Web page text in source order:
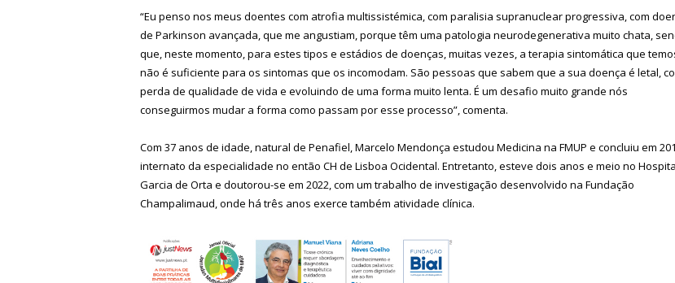
“Eu penso nos meus doentes com atrofia multissistémica, com paralisia supranuclear progressiva, com
de Parkinson avançada, que me angustiam, porque têm uma patologia neurodegenerativa muito chata,
que, neste momento, para estes tipos e estádios de doenças, muitas vezes, a terapia sintomática que
não é suficiente para os sintomas que os incomodam. São pessoas que sabem que a sua doença é letal,
perda de qualidade de vida e evoluindo de uma forma muito lenta. É um desafio muito grande nós
conseguirmos mudar a forma como passam por esse processo”, comenta.
Com 37 anos de idade, natural de Penafiel, Marcelo Mendonça estudou Medicina na FMUP e concluiu em
internato da especialidade no então CH de Lisboa Ocidental. Entretanto, esteve dois anos e meio no
Garcia de Orta e doutorou-se em 2022, com um trabalho de investigação desenvolvido na Fundação
Champalimaud, onde há três anos exerce também atividade clínica.